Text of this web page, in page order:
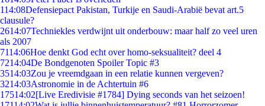
114:08Defensiepact Pakistan, Turkije en Saudi-Arabië bevat art.5
clausule?
2614:07Techniekles verdwijnt uit onderbouw: maar half zo veel uren
als 2007
7114:06Hoe denkt God echt over homo-seksualiteit? deel 4
7214:04De Bondgenoten Spoiler Topic #3
3514:03Zou je vreemdgaan in een relatie kunnen vergeven?
3214:03Astronomie in de Achtertuin #6
17514:02[Live Eredivisie #1784] Dying seconds van het seizoen!